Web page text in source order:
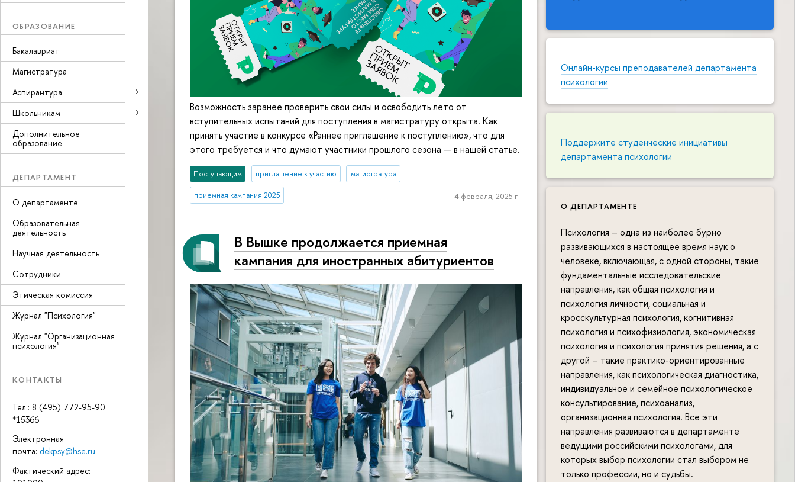
ОБРАЗОВАНИЕ
Бакалавриат
Магистратура
Аспирантура
Школьникам
Дополнительное
образование
ДЕПАРТАМЕНТ
О департаменте
Образовательная
деятельность
Научная деятельность
Сотрудники
Этическая комиссия
Журнал "Психология"
Журнал "Организационная
психология"
КОНТАКТЫ
Тел.: 8 (495) 772-95-90
*15366
Электронная
почта: dekpsy@hse.ru
Фактический адрес:
Онлайн-курсы преподавателей департамента
психологии
Поддержите студенческие инициативы
департамента психологии
О ДЕПАРТАМЕНТЕ
Психология – одна из наиболее бурно
развивающихся в настоящее время наук о
человеке, включающая, с одной стороны, такие
фундаментальные исследовательские
направления, как общая психология и
психология личности, социальная и
кросскультурная психология, когнитивная
психология и психофизиология, экономическая
психология и психология принятия решения, а с
другой – такие практико-ориентированные
направления, как психологическая диагностика,
индивидуальное и семейное психологическое
консультирование, психоанализ,
организационная психология. Все эти
направления развиваются в департаменте
ведущими российскими психологами, для
которых выбор психологии стал выбором не
только профессии, но и судьбы.
Возможность заранее проверить свои силы и освободить лето от
вступительных испытаний для поступления в магистратуру открыта. Как
принять участие в конкурсе «Раннее приглашение к поступлению», что для
этого требуется и что думают участники прошлого сезона — в нашей статье.
Поступающим приглашение к участию магистратура
приемная кампания 2025 4 февраля, 2025 г.
В Вышке продолжается приемная
кампания для иностранных абитуриентов